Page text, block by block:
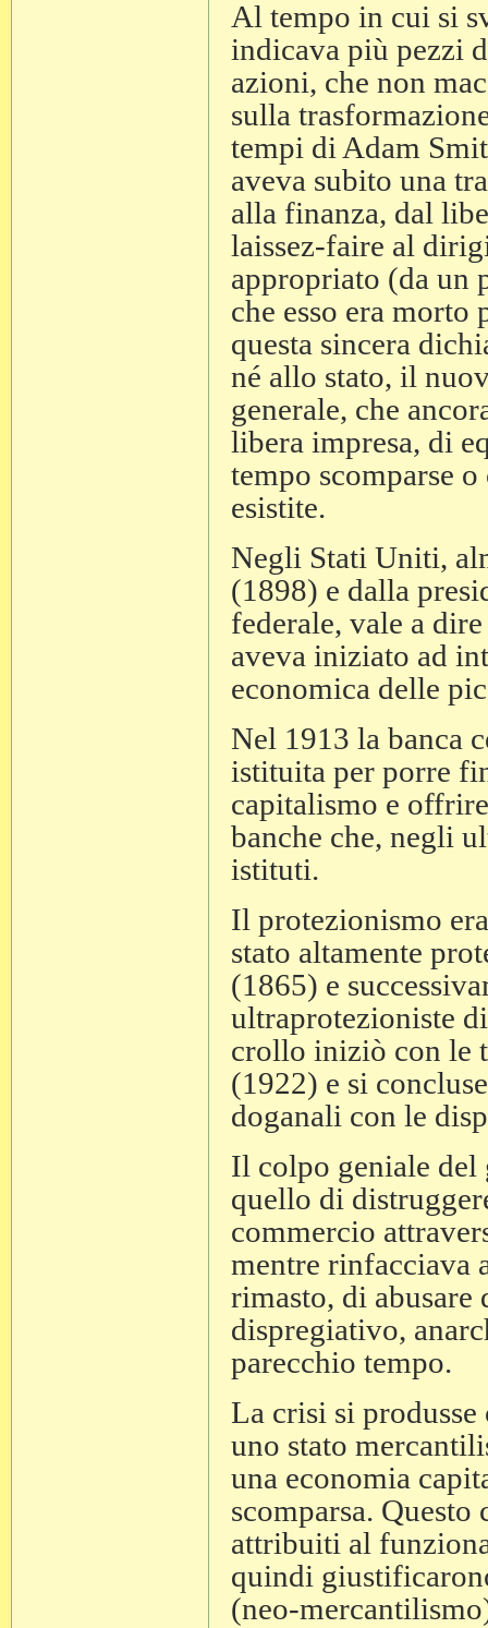
Al tempo in cui si
indicava più pezzi
azioni, che non
sulla
tempi di Adam
aveva subito una
alla finanza, dal
laissez-faire al
appropriato (da un
che esso era
questa sincera
né allo stato, il
generale, che
libera impresa, di
tempo scomparse
esistite.
Negli Stati Uniti,
(1898) e dalla
federale, vale a
aveva iniziato ad
economica delle
Nel 1913 la banca
istituita per porre
capitalismo e
banche che, negli
istituti.
Il protezionismo
stato altamente
(1865) e
ultraprotezioniste
crollo iniziò con le
(1922) e si
doganali con le
Il colpo geniale del
quello di
commercio
mentre rinfacciava
rimasto, di
dispregiativo,
parecchio tempo.
La crisi si
uno stato
una economia
scomparsa.
attribuiti al
quindi
(neo-